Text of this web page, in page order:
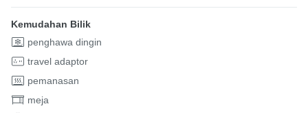
Kemudahan Bilik
penghawa dingin
travel adaptor
pemanasan
meja